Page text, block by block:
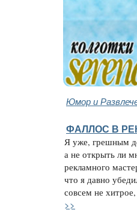
Юмор и
ФАЛЛОС В
Я уже, грешным
а не открыть ли
рекламного
что я давно
совсем не
>>